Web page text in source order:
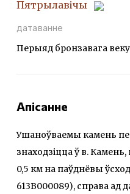
Пятрылавічы
датаванне
Перыяд бронзавага веку
Апісанне
Ушаноўваемы камень
знаходзіцца ў в.
0,5 км на паўднёвы
613В000089), справа ад